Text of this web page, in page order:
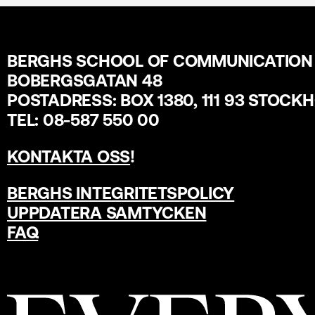
BERGHS SCHOOL OF COMMUNICATION
BOBERGSGATAN 48
POSTADRESS: BOX 1380, 111 93
TEL: 08-587 550 00
KONTAKTA OSS!
BERGHS INTEGRITETSPOLICY
UPPDATERA SAMTYCKEN
FAQ